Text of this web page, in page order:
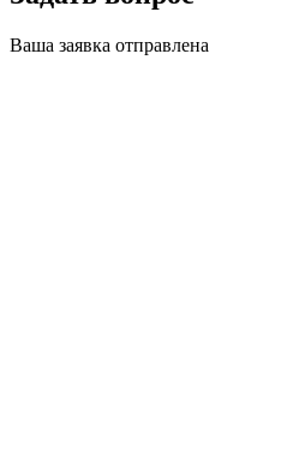
Ваша заявка отправлена